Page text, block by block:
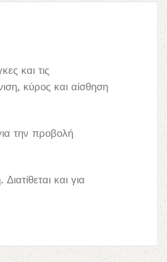
και τις
κύρος και αίσθηση
την προβολή
και για